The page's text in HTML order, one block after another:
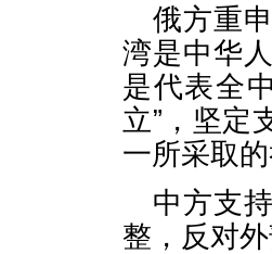
俄方重
湾是中华
是代表全
立”，坚定
一所采取的
中方支
整，反对